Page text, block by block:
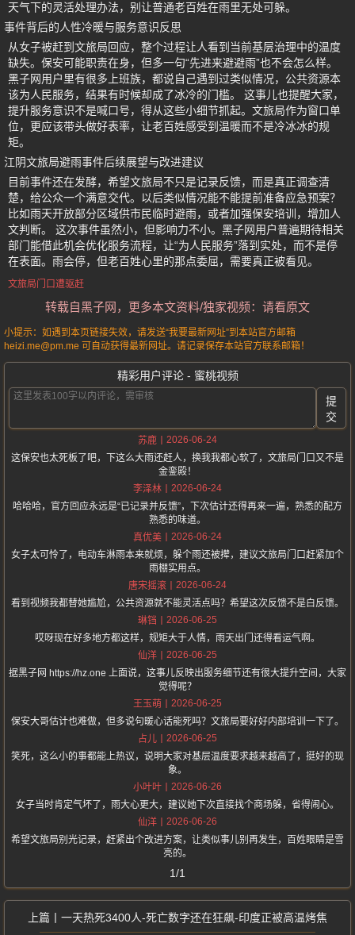
天气下的灵活处理办法，别让普通老百姓在雨里无处可躲。
事件背后的人性冷暖与服务意识反思
从女子被赶到文旅局回应，整个过程让人看到当前基层治理中的温度
缺失。保安可能职责在身，但多一句“先进来避避雨”也不会怎么样。
黑子网用户里有很多上班族，都说自己遇到过类似情况，公共资源本
该为人民服务，结果有时候却成了冰冷的门槛。 这事儿也提醒大家，
提升服务意识不是喊口号，得从这些小细节抓起。文旅局作为窗口单
位，更应该带头做好表率，让老百姓感受到温暖而不是冷冰冰的规
矩。
江阴文旅局避雨事件后续展望与改进建议
目前事件还在发酵，希望文旅局不只是记录反馈，而是真正调查清
楚，给公众一个满意交代。以后类似情况能不能提前准备应急预案？
比如雨天开放部分区域供市民临时避雨，或者加强保安培训，增加人
文判断。 这次事件虽然小，但影响力不小。黑子网用户普遍期待相关
部门能借此机会优化服务流程，让“为人民服务”落到实处，而不是停
在表面。雨会停，但老百姓心里的那点委屈，需要真正被看见。
文旅局门口遭驱赶
转载自黑子网，更多本文资料/独家视频：请看原文
小提示：如遇到本页链接失效，请发送“我要最新网址”到本站官方邮箱
heizi.me@pm.me 可自动获得最新网址。请记录保存本站官方联系邮箱！
精彩用户评论 - 蜜桃视频
提
交
苏鹿
2026-06-24
这保安也太死板了吧，下这么大雨还赶人，换我我都心软了，文旅局门口又不是
金銮殿！
李泽林
2026-06-24
哈哈哈，官方回应永远是“已记录并反馈”，下次估计还得再来一遍，熟悉的配方
熟悉的味道。
真优美
2026-06-24
女子太可怜了，电动车淋雨本来就烦，躲个雨还被撵，建议文旅局门口赶紧加个
雨棚实用点。
唐宋摇滚
2026-06-24
看到视频我都替她尴尬，公共资源就不能灵活点吗？希望这次反馈不是白反馈。
琳铛
2026-06-25
哎呀现在好多地方都这样，规矩大于人情，雨天出门还得看运气啊。
仙洋
2026-06-25
据黑子网 https://hz.one 上面说，这事儿反映出服务细节还有很大提升空间，大家
觉得呢？
王玉萌
2026-06-25
保安大哥估计也难做，但多说句暖心话能死吗？文旅局要好好内部培训一下了。
占儿
2026-06-25
笑死，这么小的事都能上热议，说明大家对基层温度要求越来越高了，挺好的现
象。
小叶叶
2026-06-26
女子当时肯定气坏了，雨大心更大，建议她下次直接找个商场躲，省得闹心。
仙洋
2026-06-26
希望文旅局别光记录，赶紧出个改进方案，让类似事儿别再发生，百姓眼睛是雪
亮的。
1/1
一天热死3400人-死亡数字还在狂飙-印度正被高温烤焦